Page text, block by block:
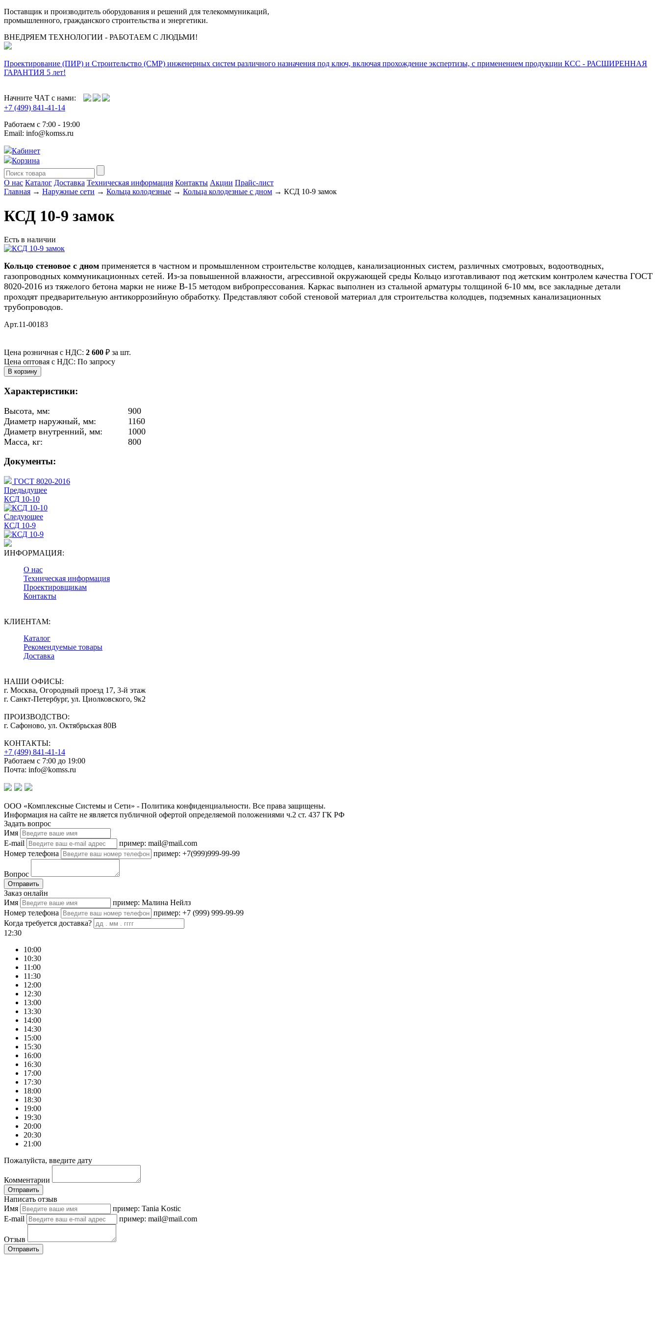
Поставщик и производитель оборудования и решений для телекоммуникаций,
промышленного, гражданского строительства и энергетики.
ВНЕДРЯЕМ ТЕХНОЛОГИИ - РАБОТАЕМ С ЛЮДЬМИ!
Проектирование (ПИР) и Cтроительство (СМР) инженерных систем различного назначения под ключ, включая прохождение экспертизы, с применением продукции КСС - РАСШИРЕННАЯ
ГАРАНТИЯ 5 лет!
Начните ЧАТ с нами:
+7 (499) 841-41-14
Работаем с 7:00 - 19:00
Email: info@komss.ru
Кабинет
Корзина
О нас Каталог Доставка Техническая информация Контакты Акции Прайс-лист
Главная → Наружные сети → Кольца колодезные → Кольца колодезные с дном → КСД 10-9 замок
КСД 10-9 замок
Есть в наличии
Кольцо стеновое с дном применяется в частном и промышленном строительстве колодцев, канализационных систем, различных смотровых, водоотводных,
газопроводных коммуникационных сетей. Из-за повышенной влажности, агрессивной окружающей среды Кольцо изготавливают под жетским контролем качества ГОСТ
8020-2016 из тяжелого бетона марки не ниже B-15 методом вибропрессования. Каркас выполнен из стальной арматуры толщиной 6-10 мм, все закладные детали
проходят предварительную антикоррозийную обработку. Представляют собой стеновой материал для строительства колодцев, подземных канализационных
трубопроводов.
Арт.11-00183
Цена розничная с НДС: 2 600 ₽ за шт.
Цена оптовая с НДС: По запросу
Характеристики:
Высота, мм:
900
Диаметр наружный, мм:
1160
Диаметр внутренний, мм:
1000
Масса, кг:
800
Документы:
ГОСТ 8020-2016
Предыдущее
КСД 10-10
Следующее
КСД 10-9
ИНФОРМАЦИЯ:
О нас
Техническая информация
Проектировщикам
Контакты
КЛИЕНТАМ:
Каталог
Рекомендуемые товары
Доставка
НАШИ ОФИСЫ:
г. Москва, Огородный проезд 17, 3-й этаж
г. Санкт-Петербург, ул. Циолковского, 9к2
ПРОИЗВОДСТВО:
г. Сафоново, ул. Октябрьская 80В
КОНТАКТЫ:
+7 (499) 841-41-14
Работаем с 7:00 до 19:00
Почта: info@komss.ru
ООО «Комплексные Системы и Сети» - Политика конфиденциальности. Все права защищены.
Информация на сайте не является публичной офертой определяемой положениями ч.2 ст. 437 ГК РФ
Задать вопрос
Имя
E-mail
пример: mail@mail.com
Номер телефона
пример: +7(999)999-99-99
Вопрос
Отправить
Заказ онлайн
Имя
пример: Малина Нейлз
Номер телефона
пример: +7 (999) 999-99-99
Когда требуется доставка?
12:30
10:00
10:30
11:00
11:30
12:00
12:30
13:00
13:30
14:00
14:30
15:00
15:30
16:00
16:30
17:00
17:30
18:00
18:30
19:00
19:30
20:00
20:30
21:00
Пожалуйста, введите дату
Комментарии
Отправить
Написать отзыв
Имя
пример: Tania Kostic
E-mail
пример: mail@mail.com
Отзыв
Отправить